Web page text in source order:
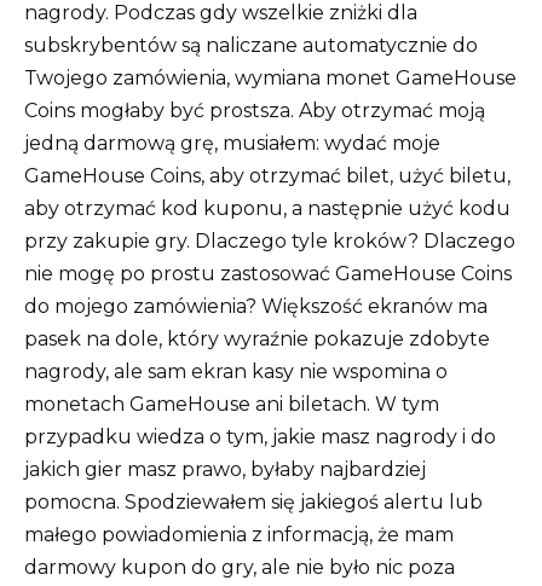
nagrody. Podczas gdy wszelkie zniżki dla
subskrybentów są naliczane automatycznie do
Twojego zamówienia, wymiana monet GameHouse
Coins mogłaby być prostsza. Aby otrzymać moją
jedną darmową grę, musiałem: wydać moje
GameHouse Coins, aby otrzymać bilet, użyć biletu,
aby otrzymać kod kuponu, a następnie użyć kodu
przy zakupie gry. Dlaczego tyle kroków? Dlaczego
nie mogę po prostu zastosować GameHouse Coins
do mojego zamówienia? Większość ekranów ma
pasek na dole, który wyraźnie pokazuje zdobyte
nagrody, ale sam ekran kasy nie wspomina o
monetach GameHouse ani biletach. W tym
przypadku wiedza o tym, jakie masz nagrody i do
jakich gier masz prawo, byłaby najbardziej
pomocna. Spodziewałem się jakiegoś alertu lub
małego powiadomienia z informacją, że mam
darmowy kupon do gry, ale nie było nic poza